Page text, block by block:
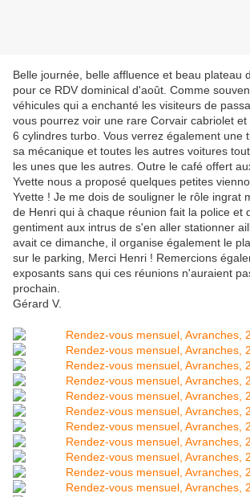
Belle journée, belle affluence et beau plateau
pour ce RDV dominical d'août. Comme
véhicules qui a enchanté les visiteurs de
vous pourrez voir une rare Corvair cabriolet
6 cylindres turbo. Vous verrez également une
sa mécanique et toutes les autres voitures
les unes que les autres. Outre le café offert
Yvette nous a proposé quelques petites
Yvette ! Je me dois de souligner le rôle ingrat
de Henri qui à chaque réunion fait la police et
gentiment aux intrus de s'en aller stationner
avait ce dimanche, il organise également le
sur le parking, Merci Henri ! Remercions
exposants sans qui ces réunions n'auraient
prochain.
Gérard V.